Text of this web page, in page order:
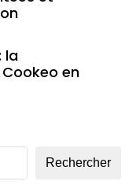
la
en
Rechercher